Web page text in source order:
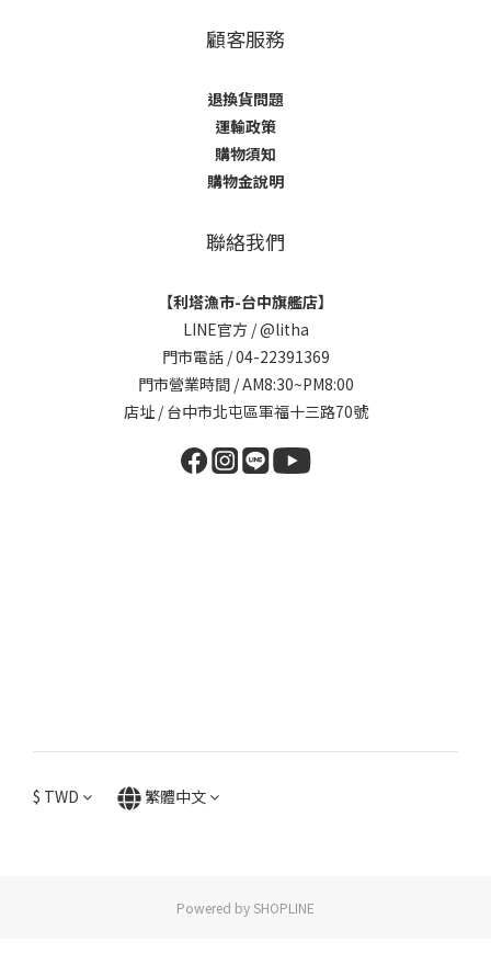
顧客服務
退換貨問題
運輸政策
購物須知
購物金說明
聯絡我們
【利塔漁市-台中旗艦店】
LINE官方 /@litha
門市電話 / 04-22391369
門市營業時間 / AM8:30~PM8:00
店址 / 台中市北屯區軍福十三路70號
$ TWD 繁體中文
Powered by SHOPLINE